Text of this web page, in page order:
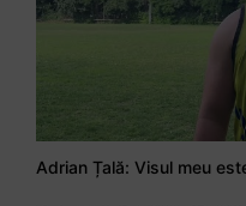
Adrian Țală: Visul meu